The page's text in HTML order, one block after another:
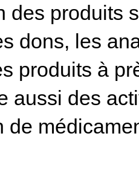
des produits
dons, les
produits à
aussi des
de